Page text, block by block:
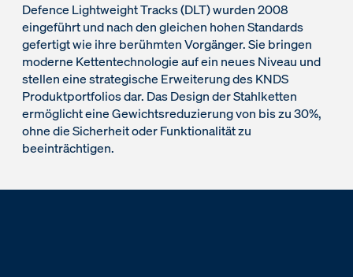
Defence Lightweight Tracks (DLT) wurden 2008
eingeführt und nach den gleichen hohen Standards
gefertigt wie ihre berühmten Vorgänger. Sie bringen
moderne Kettentechnologie auf ein neues Niveau und
stellen eine strategische Erweiterung des KNDS
Produktportfolios dar. Das Design der Stahlketten
ermöglicht eine Gewichtsreduzierung von bis zu 30%,
ohne die Sicherheit oder Funktionalität zu
beeinträchtigen.